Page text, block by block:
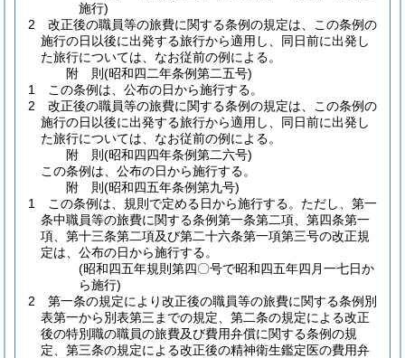
施行)
2
改正後の職員等の旅費に関する条例の規定は、この条例の
施行の日以後に出発する旅行から適用し、同日前に出発し
た旅行については、なお従前の例による。
附 則(昭和四二年条例第二五号)
1
この条例は、公布の日から施行する。
2
改正後の職員等の旅費に関する条例の規定は、この条例の
施行の日以後に出発する旅行から適用し、同日前に出発し
た旅行については、なお従前の例による。
附 則(昭和四四年条例第二六号)
この条例は、公布の日から施行する。
附 則(昭和四五年条例第九号)
1
この条例は、規則で定める日から施行する。 ただし、第一
条中職員等の旅費に関する条例第一条第二項、第四条第一
項、第十三条第二項及び第二十六条第一項第三号の改正規
定は、公布の日から施行する。
(昭和四五年規則第四〇号で昭和四五年四月一七日か
ら施行)
2
第一条の規定により改正後の職員等の旅費に関する条例別
表第一から別表第三までの規定、第二条の規定による改正
後の特別職の職員の旅費及び費用弁償に関する条例の規
定、第三条の規定による改正後の精神衛生鑑定医の費用弁